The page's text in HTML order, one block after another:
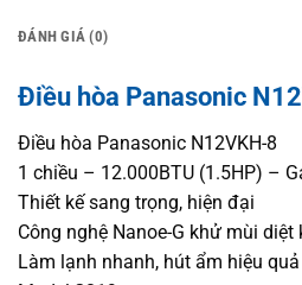
ĐÁNH GIÁ (0)
Điều hòa Panasonic
Điều hòa Panasonic N12VKH-8
1 chiều – 12.000BTU (1.5HP) –
Thiết kế sang trọng, hiện đại
Công nghệ Nanoe-G khử mùi diệt
Làm lạnh nhanh, hút ẩm hiệu quả